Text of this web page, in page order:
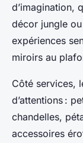
d’imagination,
décor jungle
expériences
miroirs au
Côté services,
d’attentions :
chandelles,
accessoires